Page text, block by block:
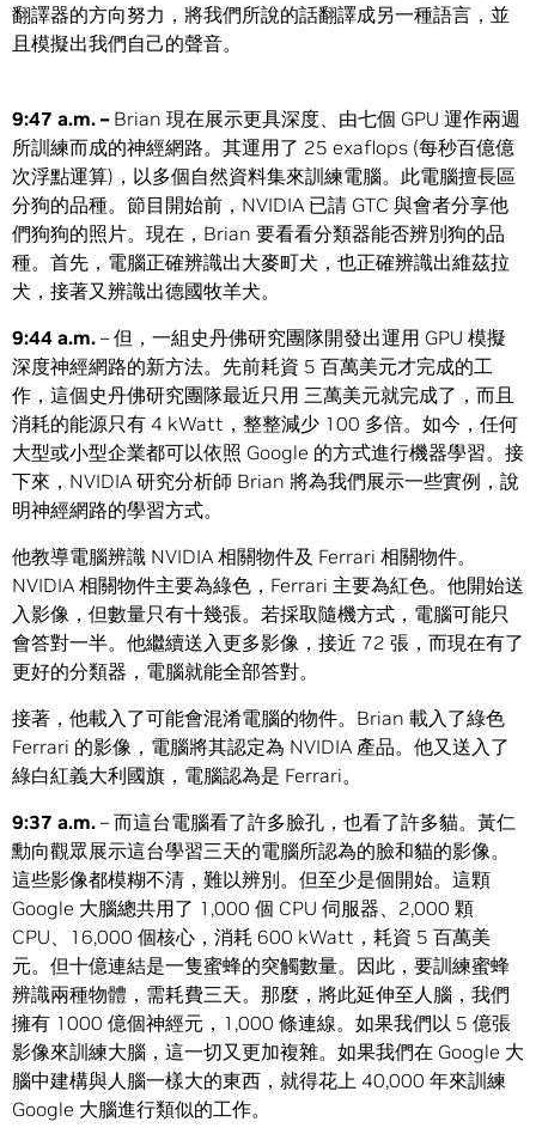
翻譯器的方向努力，將我們所說的話翻譯成另一種語言，並
且模擬出我們自己的聲音。
9:47 a.m. – Brian 現在展示更具深度、由七個 GPU 運作兩週
所訓練而成的神經網路。其運用了 25 exaflops (每秒百億億
次浮點運算)，以多個自然資料集來訓練電腦。此電腦擅長區
分狗的品種。節目開始前，NVIDIA 已請 GTC 與會者分享他
們狗狗的照片。現在，Brian 要看看分類器能否辨別狗的品
種。首先，電腦正確辨識出大麥町犬，也正確辨識出維茲拉
犬，接著又辨識出德國牧羊犬。
9:44 a.m. – 但，一組史丹佛研究團隊開發出運用 GPU 模擬
深度神經網路的新方法。先前耗資 5 百萬美元才完成的工
作，這個史丹佛研究團隊最近只用 三萬美元就完成了，而且
消耗的能源只有 4 kWatt，整整減少 100 多倍。如今，任何
大型或小型企業都可以依照 Google 的方式進行機器學習。接
下來，NVIDIA 研究分析師 Brian 將為我們展示一些實例，說
明神經網路的學習方式。
他教導電腦辨識 NVIDIA 相關物件及 Ferrari 相關物件。
NVIDIA 相關物件主要為綠色，Ferrari 主要為紅色。他開始送
入影像，但數量只有十幾張。若採取隨機方式，電腦可能只
會答對一半。他繼續送入更多影像，接近 72 張，而現在有了
更好的分類器，電腦就能全部答對。
接著，他載入了可能會混淆電腦的物件。Brian 載入了綠色
Ferrari 的影像，電腦將其認定為 NVIDIA 產品。他又送入了
綠白紅義大利國旗，電腦認為是 Ferrari。
9:37 a.m. – 而這台電腦看了許多臉孔，也看了許多貓。黃仁
勳向觀眾展示這台學習三天的電腦所認為的臉和貓的影像。
這些影像都模糊不清，難以辨別。但至少是個開始。這顆
Google 大腦總共用了 1,000 個 CPU 伺服器、2,000 顆
CPU、16,000 個核心，消耗 600 kWatt，耗資 5 百萬美
元。但十億連結是一隻蜜蜂的突觸數量。因此，要訓練蜜蜂
辨識兩種物體，需耗費三天。那麼，將此延伸至人腦，我們
擁有 1000 億個神經元，1,000 條連線。如果我們以 5 億張
影像來訓練大腦，這一切又更加複雜。如果我們在 Google 大
腦中建構與人腦一樣大的東西，就得花上 40,000 年來訓練
Google 大腦進行類似的工作。